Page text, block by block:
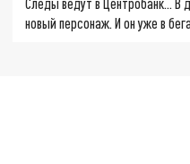
новый персонаж. И он уже в